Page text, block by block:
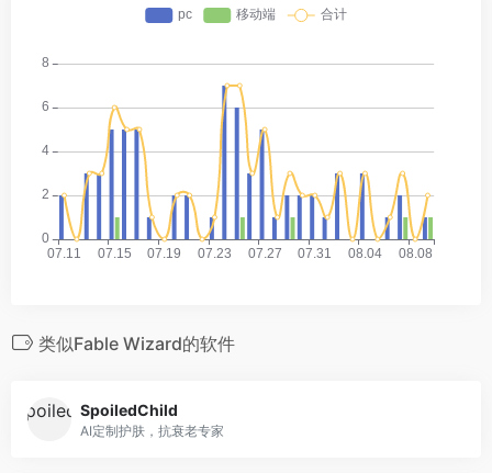
类似Fable Wizard的软件
SpoiledChild
AI定制护肤，抗衰老专家